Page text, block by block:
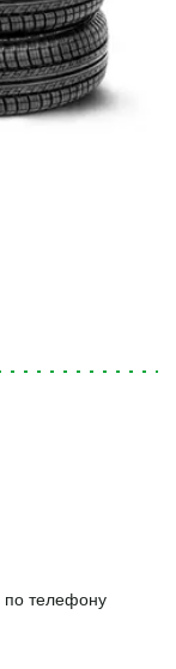
по телефону